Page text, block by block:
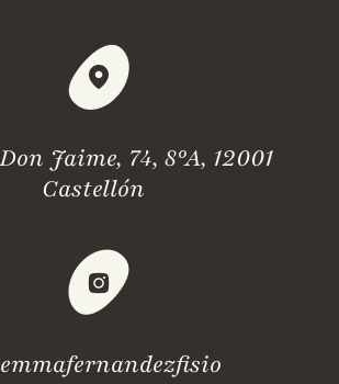
Jaime, 74, 8ºA, 12001
Castellón